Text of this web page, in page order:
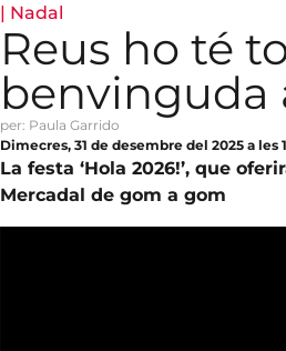
| Nadal
Reus ho té
benvinguda
per: Paula Garrido
Dimecres, 31 de desembre del 2025 a les
La festa ‘Hola 2026!’, que
Mercadal de gom a gom